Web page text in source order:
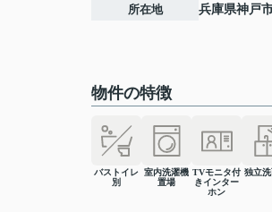
所在地 兵庫県神戸
物件の特徴
バストイレ
別
室内洗濯機
置場
TVモニタ付
きインター
ホン
独立